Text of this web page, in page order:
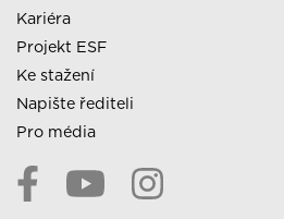
Kariéra
Projekt ESF
Ke stažení
Napište řediteli
Pro média